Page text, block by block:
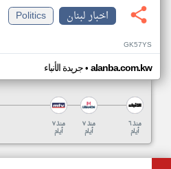
اخبار لبنان
Politics
GK57YS
جريدة الأنباء• alanba.com.kw
منذ ٧
أيام
منذ ٧
أيام
منذ ٦
أيام